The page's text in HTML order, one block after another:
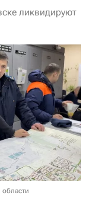
ликвидируют